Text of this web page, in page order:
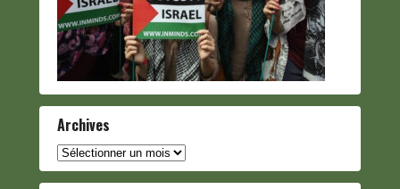
Archives
Archives